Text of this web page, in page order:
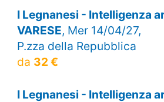
I Legnanesi - Intelligenza
VARESE, Mer 14/04/27,
P.zza della Repubblica
da 32 €
I Legnanesi - Intelligenza